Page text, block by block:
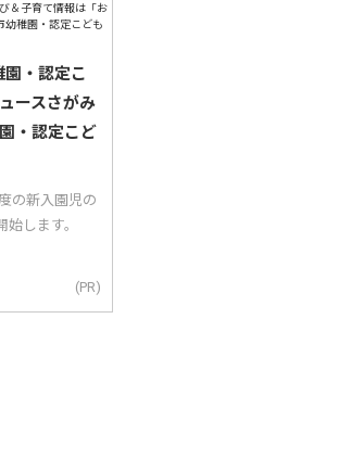
・認定こ
ースさがみ
・認定こど
の新入園児の
します。
(PR)